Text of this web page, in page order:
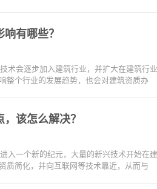
有哪些？
术会逐步加入建筑行业，并扩大在建筑行
整个行业的发展趋势，也会对建筑资质办
该怎么解决？
入一个新的纪元，大量的新兴技术开始在
质简化，并向互联网等技术靠近，从而与